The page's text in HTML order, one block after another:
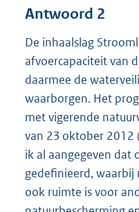
Antwoord 2
De inhaalslag
afvoercapaciteit van
daarmee de
waarborgen. Het
met vigerende
van 23 oktober 2012
ik al aangegeven dat
gedefinieerd, waarbij
ook ruimte is voor